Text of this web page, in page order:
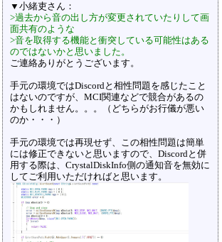
▼小緒吏さん：
>過去から音の出し方が変更されていたりして画
面共有のような
>音を取得する機能と衝突している可能性はある
のではないかと思いました。
ご連絡ありがとうございます。
手元の環境ではDiscordと相性問題を感じたこと
はないのですが、MCI関連などで競合があるの
かもしれません。。。（どちらがお行儀が悪い
のか・・・）
手元の環境では再現せず、この相性問題は簡単
には修正できないと思いますので、Discordと併
用する際は、CrystalDiskInfo側の通知音を無効に
してご利用いただければと思います。